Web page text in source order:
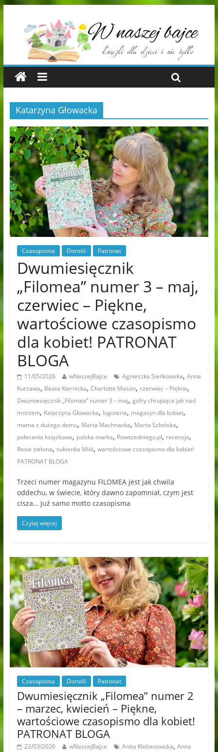
Katarzyna Głowacka
Czasopisma Dorośli Patronat
Dwumiesięcznik
„Filomea” numer 3 – maj,
czerwiec – Piękne,
wartościowe czasopismo
dla kobiet! PATRONAT
BLOGA
11/05/2026 wNaszejBajce Agnieszka Sieńkowska, Anna
Kurzawa, Beata Kiernicka, Charlotte Mason, czerwiec – Piękne,
Dwumiesięcznik „Filomea” numer 3 – maj, gofry chrupiące jak nad
morzem, Katarzyna Głowacka, logoteria, magazyn dla kobiet,
mama z dużego domu, Marta Machnacka, Marta Szlońska,
polecenia książkowe, polska marka, Powszedniego.pl, recenzje,
Rosie zielona, sukienka Miió, wartościowe czasopismo dla kobiet!
PATRONAT BLOGA
Trzeci numer magazynu FILOMEA jest jak chwila
oddechu, w świecie, który dawno zapomniał, czym jest
cisza… Już samo motto czasopisma
Czytaj więcej
Czasopisma Dorośli Patronat
Dwumiesięcznik „Filomea” numer 2
– marzec, kwiecień – Piękne,
wartościowe czasopismo dla kobiet!
PATRONAT BLOGA
22/03/2026 wNaszejBajce Anita Klebanowska, Anna